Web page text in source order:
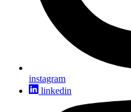
instagram
linkedin